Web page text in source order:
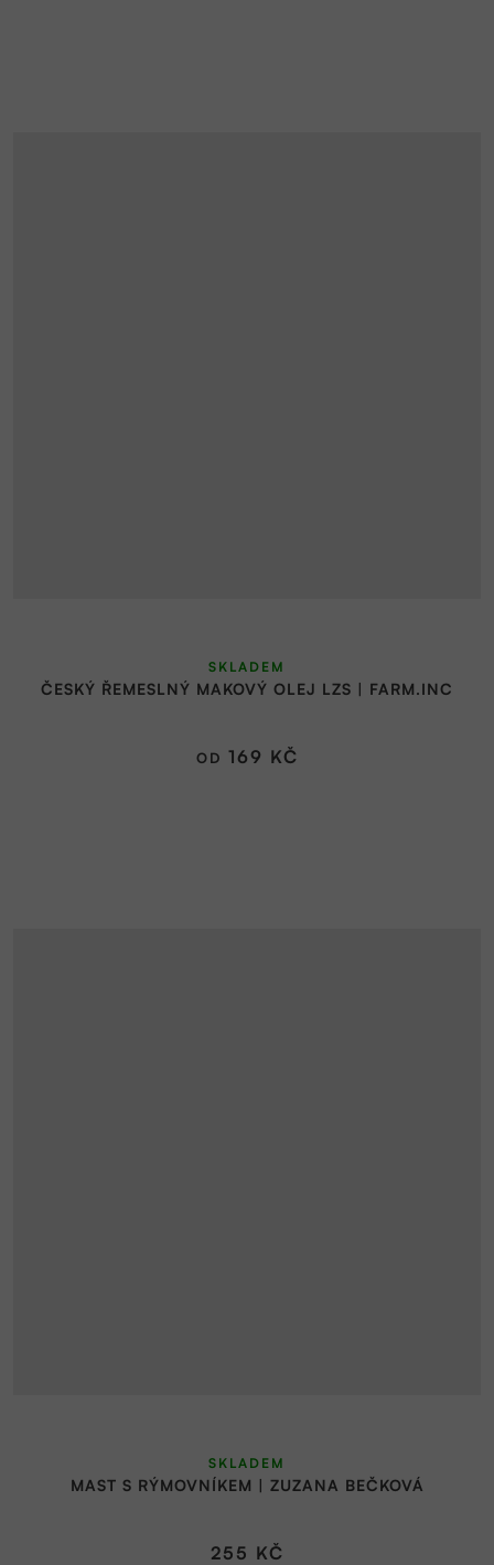
ČESKÝ ŘEMESLNÝ MAKOVÝ OLEJ LZS | FARM.INC
SKLADEM
OD 169 KČ
MAST S RÝMOVNÍKEM | ZUZANA BEČKOVÁ
SKLADEM
255 KČ